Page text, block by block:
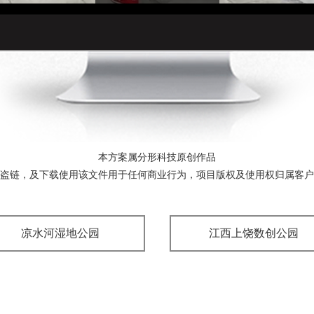
本方案属分形科技原创作品
链，及下载使用该文件用于任何商业行为，项目版权及使用权归属客
凉水河湿地公园 江西上饶数创公园